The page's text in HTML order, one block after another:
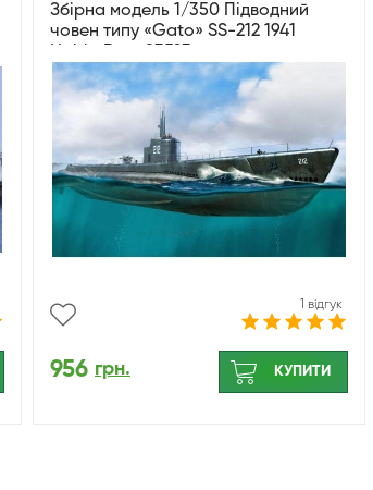
Збірна модель 1/350 Підводний
човен типу «Gato» SS-212 1941
1 відгук
956 грн. КУПИТИ